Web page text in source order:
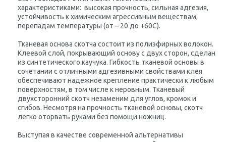
характеристиками: высокая прочность, сильная адгезия,
устойчивость к химическим агрессивным веществам,
перепадам температуры (от – 20 до +60С).
Тканевая основа скотча состоит из полиэфирных волокон.
Клеевой слой, покрывающий основу с двух сторон, сделан
из синтетического каучука. Гибкость тканевой основы в
сочетании с отличными адгезивными свойствами клея
обеспечивают надежное крепление практически к любым
поверхностям, в том числе к неровным. Тканевый
двухсторонний скотч незаменим для углов, кромок и
сгибов. Несмотря на прочность тканевой основы, скотч
легко оторвать руками без помощи ножниц.
Выступая в качестве современной альтернативы